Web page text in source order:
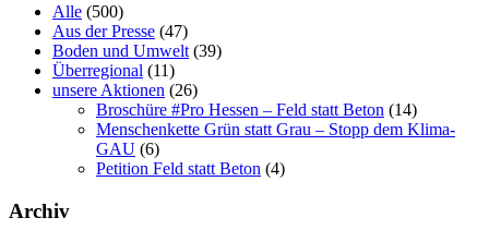
Alle (500)
Aus der Presse (47)
Boden und Umwelt (39)
Überregional (11)
unsere Aktionen (26)
Broschüre #Pro Hessen – Feld statt Beton (14)
Menschenkette Grün statt Grau – Stopp dem Klima-
GAU (6)
Petition Feld statt Beton (4)
Archiv